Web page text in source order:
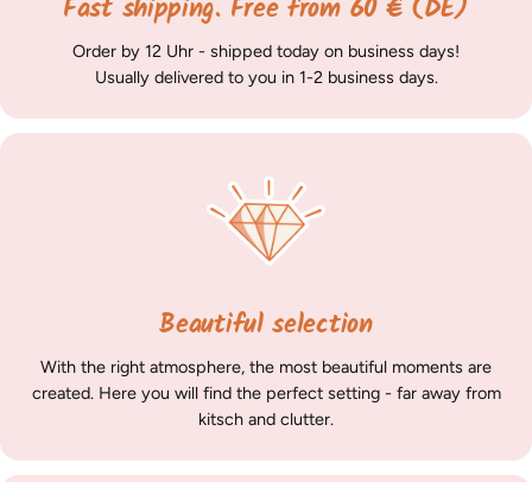
Fast shipping. Free from 60 € (DE)
Order by 12 Uhr - shipped today on business days!
Usually delivered to you in 1-2 business days.
Beautiful selection
With the right atmosphere, the most beautiful moments are
created. Here you will find the perfect setting - far away from
kitsch and clutter.